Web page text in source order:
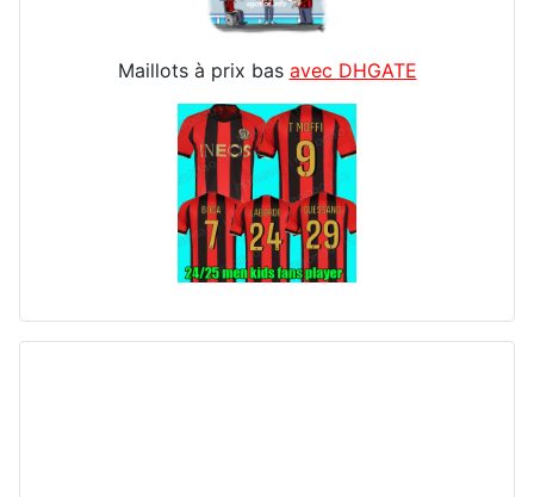
Maillots à prix bas avec DHGATE